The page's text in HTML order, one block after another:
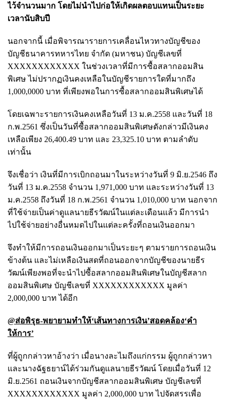
ไว้จำนวนมาก โดยไม่นำไปก่อให้เกิดผลตอบแทนเป็นระยะ
เวลานับสิบปี
นอกจากนี้ เมื่อพิจารณารายการเคลื่อนไหวทางบัญชีของ
บัญชีธนาคารทหารไทย จำกัด (มหาชน) บัญชีเลขที่
XXXXXXXXXXXX ในช่วงเวลาที่มีการซื้อสลากออมสิน
พิเศษ ไม่ปรากฏเงินคงเหลือในบัญชีรายการใดที่มากถึง
1,000,0000 บาท ที่เพียงพอในการซื้อสลากออมสินพิเศษได้
โดยเฉพาะรายการเงินคงเหลือวันที่ 13 ม.ค.2558 และวันที่ 18
ก.พ.2561 ซึ่งเป็นวันที่ซื้อสลากออมสินพิเศษดังกล่าวมีเงินคง
เหลือเพียง 26,400.49 บาท และ 23,325.10 บาท ตามลำดับ
เท่านั้น
จึงเชื่อว่า เงินที่มีการเบิกถอนมาในระหว่างวันที่ 9 มิ.ย.2546 ถึง
วันที่ 13 ม.ค.2558 จำนวน 1,971,000 บาท และระหว่างวันที่ 13
ม.ค.2558 ถึงวันที่ 18 ก.พ.2561 จำนวน 1,010,000 บาท นอกจาก
ที่ใช้จ่ายเป็นค่าดูแลนายธีรวัฒน์ในแต่ละเดือนแล้ว มีการนำ
ไปใช้จ่ายอย่างอื่นหมดไปในแต่ละครั้งที่ถอนเงินออกมา
จึงทำให้มีการถอนเงินออกมาเป็นระยะๆ ตามรายการถอนเงิน
ข้างต้น และไม่เหลือเงินสดที่ถอนออกจากบัญชีของนายธีร
วัฒน์เพียงพอที่จะนำไปซื้อสลากออมสินพิเศษในบัญชีสลาก
ออมสินพิเศษ บัญชีเลขที่ XXXXXXXXXXXX มูลค่า
2,000,000 บาท ได้อีก
@ส่อพิรุธ-พยายามทำให้‘เส้นทางการเงิน’สอดคล้อง‘คำ
ให้การ’
ที่ผู้ถูกกล่าวหาอ้างว่า เมื่อนางละไมถึงแก่กรรม ผู้ถูกกล่าวหา
และนางฉัฐธยาน์ได้ร่วมกันดูแลนายธีรวัฒน์ โดยเมื่อวันที่ 12
มิ.ย.2561 ถอนเงินจากบัญชีสลากออมสินพิเศษ บัญชีเลขที่
XXXXXXXXXXXX มูลค่า 2,000,000 บาท ไปจัดสรรเพื่อ